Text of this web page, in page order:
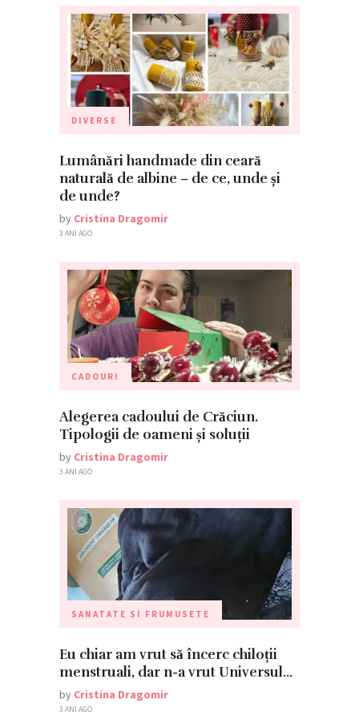
DIVERSE
Lumânări handmade din ceară
naturală de albine – de ce, unde și
de unde?
by Cristina Dragomir
3 ANI AGO
CADOURI
Alegerea cadoului de Crăciun.
Tipologii de oameni și soluții
by Cristina Dragomir
3 ANI AGO
SANATATE SI FRUMUSETE
Eu chiar am vrut să încerc chiloții
menstruali, dar n-a vrut Universul…
by Cristina Dragomir
3 ANI AGO